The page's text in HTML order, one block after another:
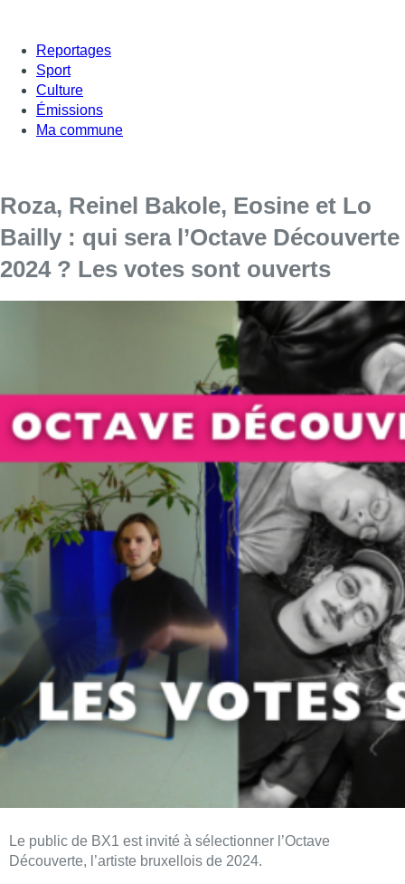
Reportages
Sport
Culture
Émissions
Ma commune
Roza, Reinel Bakole, Eosine et Lo
Bailly : qui sera l’Octave Découverte
2024 ? Les votes sont ouverts
Le public de BX1 est invité à sélectionner l’Octave
Découverte, l’artiste bruxellois de 2024.